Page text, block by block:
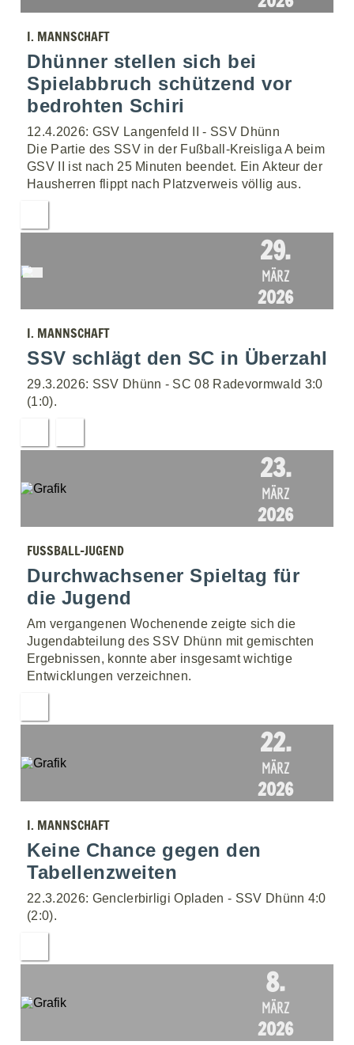
I. MANNSCHAFT
Dhünner stellen sich bei
Spielabbruch schützend vor
bedrohten Schiri
12.4.2026: GSV Langenfeld II - SSV Dhünn
Die Partie des SSV in der Fußball-Kreisliga A beim
GSV II ist nach 25 Minuten beendet. Ein Akteur der
Hausherren flippt nach Platzverweis völlig aus.
29.
MÄRZ
2026
I. MANNSCHAFT
SSV schlägt den SC in Überzahl
29.3.2026: SSV Dhünn - SC 08 Radevormwald 3:0
(1:0).
23.
MÄRZ
2026
FUSSBALL-JUGEND
Durchwachsener Spieltag für
die Jugend
Am vergangenen Wochenende zeigte sich die
Jugendabteilung des SSV Dhünn mit gemischten
Ergebnissen, konnte aber insgesamt wichtige
Entwicklungen verzeichnen.
22.
MÄRZ
2026
I. MANNSCHAFT
Keine Chance gegen den
Tabellenzweiten
22.3.2026: Genclerbirligi Opladen - SSV Dhünn 4:0
(2:0).
8.
MÄRZ
2026